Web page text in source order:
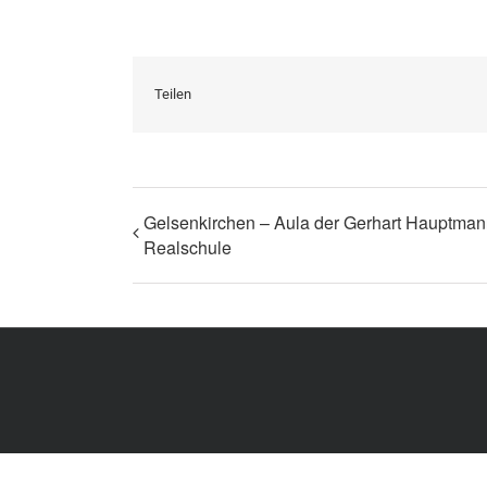
Teilen
Gelsenkirchen – Aula der Gerhart
Realschule